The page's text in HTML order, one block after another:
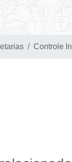
Controle